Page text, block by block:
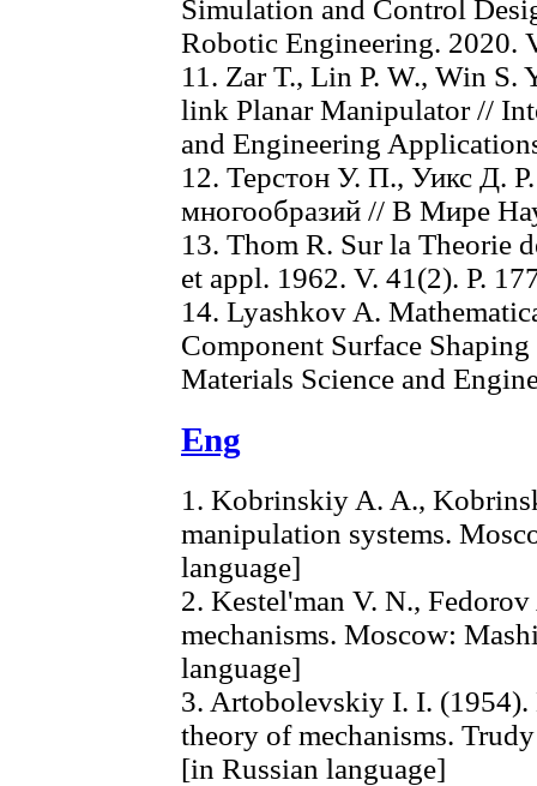
Simulation and Control
Robotic Engineering. 2020.
11. Zar T., Lin P. W., Win S.
link Planar Manipulator //
and Engineering
12. Терстон У. П., Уикс Д.
многообразий // В Мире
13. Thom R. Sur la Theorie
et appl. 1962. V. 41(2). Р.
14. Lyashkov A.
Component Surface
Materials Science and
Eng
1. Kobrinskiy A. A.,
manipulation systems.
language]
2. Kestel'man V. N.,
mechanisms. Moscow:
language]
3. Artobolevskiy I. I. (1954).
theory of mechanisms.
[in Russian language]